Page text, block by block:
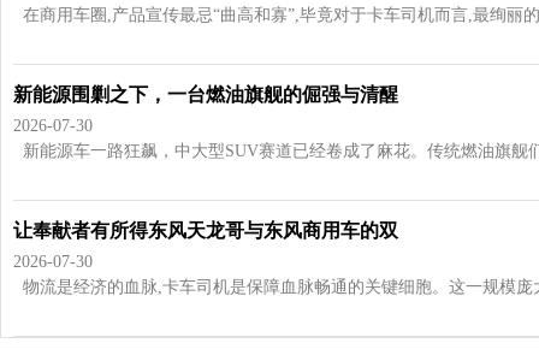
在商用车圈,产品宣传最忌“曲高和寡”,毕竟对于卡车司机而言,最绚丽
新能源围剿之下，一台燃油旗舰的倔强与清醒
2026-07-30
新能源车一路狂飙，中大型SUV赛道已经卷成了麻花。传统燃油旗
让奉献者有所得东风天龙哥与东风商用车的双
2026-07-30
物流是经济的血脉,卡车司机是保障血脉畅通的关键细胞。这一规模